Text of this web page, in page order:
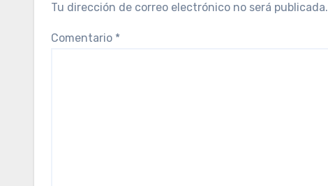
Tu dirección de correo electrónico no será publicada.
Comentario *